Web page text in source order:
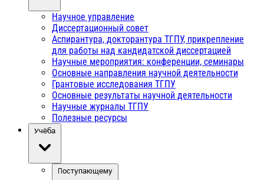
Научное управление
Диссертационный совет
Аспирантура, докторантура ТГПУ, прикрепление
для работы над кандидатской диссертацией
Научные мероприятия: конференции, семинары
Основные направления научной деятельности
Грантовые исследования ТГПУ
Основные результаты научной деятельности
Научные журналы ТГПУ
Полезные ресурсы
Учёба
Поступающему